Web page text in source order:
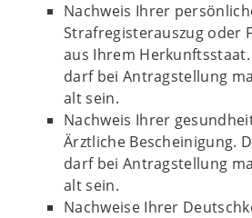
Nachweis Ihrer
Strafregisterauszug oder
aus Ihrem
darf bei Antragstellung
alt sein.
Nachweis Ihrer
Ärztliche Bescheinigung.
darf bei Antragstellung
alt sein.
Nachweise Ihrer